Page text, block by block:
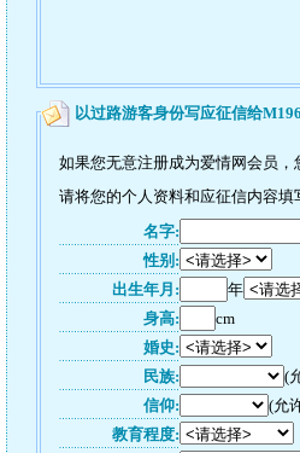
以过路游客身份写应征信给
如果您无意注册成为爱情网会员
请将您的个人资料和应征信内容
名字:
性别:
出生年月:
年
身高:
cm
婚史:
民族:
(
信仰:
(允
教育程度: